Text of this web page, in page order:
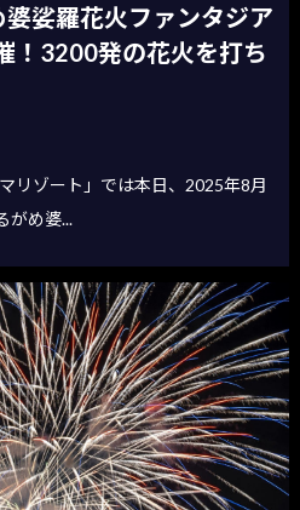
婆娑羅花火ファンタジア
！3200発の花火を打ち
リゾート」では本日、2025年8月
がめ婆...